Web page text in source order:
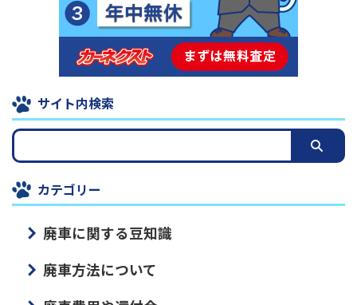
サイト内検索
カテゴリー
廃車に関する豆知識
廃車方法について